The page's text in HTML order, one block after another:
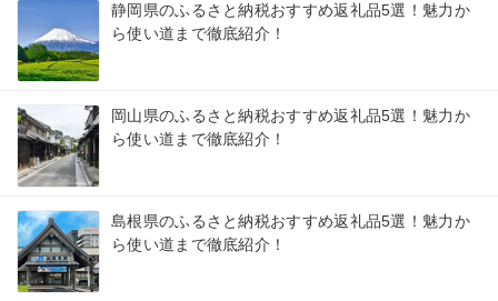
静岡県のふるさと納税おすすめ返礼品5選！魅力か
ら使い道まで徹底紹介！
岡山県のふるさと納税おすすめ返礼品5選！魅力か
ら使い道まで徹底紹介！
島根県のふるさと納税おすすめ返礼品5選！魅力か
ら使い道まで徹底紹介！